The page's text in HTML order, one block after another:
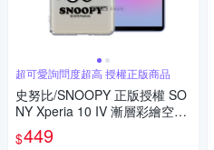
超可愛詢問度超高 授權正版商品
史努比/SNOOPY 正版授權 SO
NY Xperia 10 IV 漸層彩繪空壓
手機殼(紙飛機)
$449